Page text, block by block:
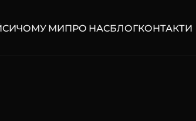
ЧОМУ МИПРО НАСБЛОГКОНТАКТИ